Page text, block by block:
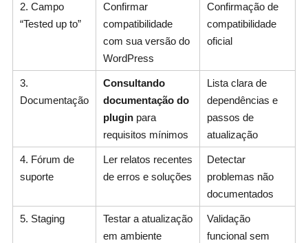
2. Campo
“Tested up to”
Confirmar
compatibilidade
com sua versão do
WordPress
Confirmação de
compatibilidade
oficial
3.
Documentação
Consultando
documentação do
pluginpara
requisitos mínimos
Lista clara de
dependências e
passos de
atualização
4. Fórum de
suporte
Ler relatos recentes
de erros e soluções
Detectar
problemas não
documentados
5. Staging
Testar a atualização
em ambiente
Validação
funcional sem